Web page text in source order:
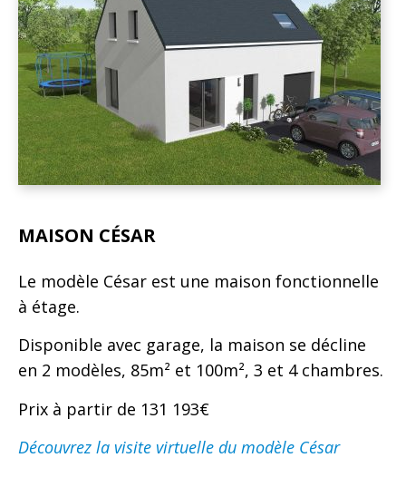
MAISON CÉSAR
Le modèle César est une maison fonctionnelle
à étage.
Disponible avec garage, la maison se décline
en 2 modèles, 85m² et 100m², 3 et 4 chambres.
Prix à partir de 131 193€
Découvrez la visite virtuelle du modèle César